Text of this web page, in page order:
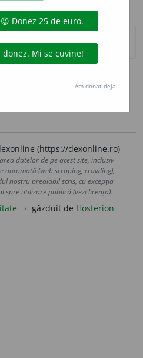
(https://dexonline.ro)
datelor de pe acest site, inclusiv
automată (web scraping, crawling),
nostru prealabil scris, cu excepția
spre utilizare publică (vezi licența).
găzduit de Hosterion
Am donat deja.